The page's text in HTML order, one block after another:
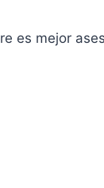
es mejor